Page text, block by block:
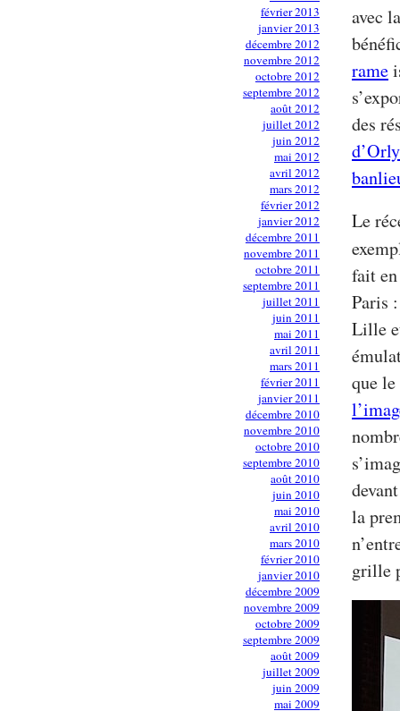
février 2013
janvier 2013
décembre 2012
novembre 2012
octobre 2012
septembre 2012
août 2012
juillet 2012
juin 2012
mai 2012
avril 2012
mars 2012
février 2012
janvier 2012
décembre 2011
novembre 2011
octobre 2011
septembre 2011
juillet 2011
juin 2011
mai 2011
avril 2011
mars 2011
février 2011
janvier 2011
décembre 2010
novembre 2010
octobre 2010
septembre 2010
août 2010
juin 2010
mai 2010
avril 2010
mars 2010
février 2010
janvier 2010
décembre 2009
novembre 2009
octobre 2009
septembre 2009
août 2009
juillet 2009
juin 2009
mai 2009
avec
rame
des
Le
fait
Paris
Lille
que
la
grille